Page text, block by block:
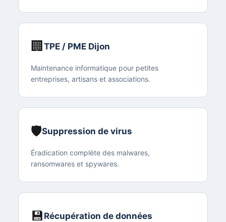
🏢 TPE / PME Dijon
Maintenance informatique pour petites
entreprises, artisans et associations.
🛡️Suppression de virus
Éradication complète des malwares,
ransomwares et spywares.
💾 Récupération de données